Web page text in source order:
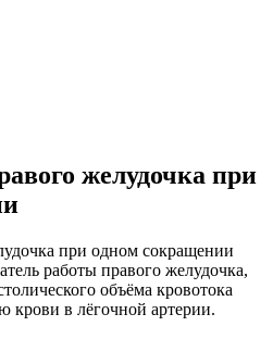
желудочка при
при одном сокращении
работы правого желудочка,
объёма кровотока
крови в лёгочной артерии.